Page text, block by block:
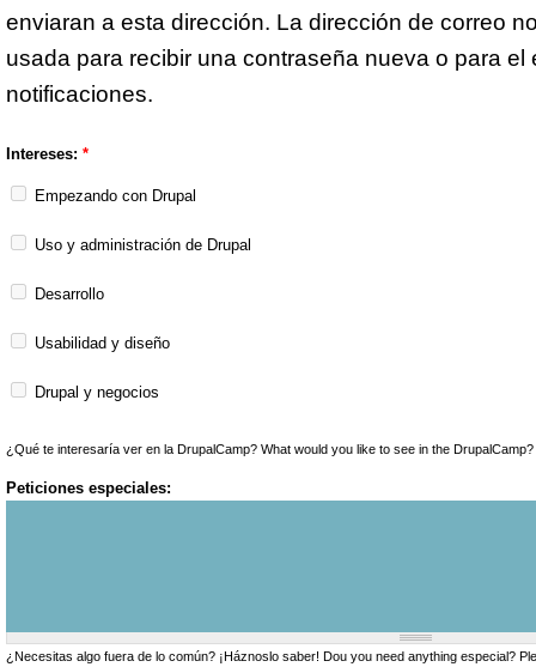
enviaran a esta dirección. La dirección de correo
usada para recibir una contraseña nueva o para
notificaciones.
Intereses: *
Empezando con Drupal
Uso y administración de Drupal
Desarrollo
Usabilidad y diseño
Drupal y negocios
¿Qué te interesaría ver en la DrupalCamp? What would you like to see in the DrupalCamp?
Peticiones especiales:
¿Necesitas algo fuera de lo común? ¡Háznoslo saber! Dou you need anything especial?